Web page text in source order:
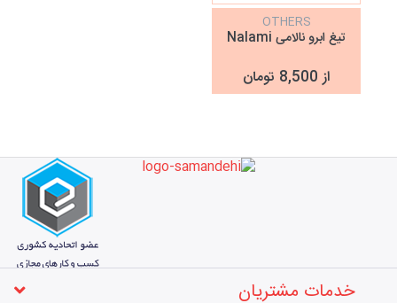
OTHERS
تیغ ابرو نالامی Nalami
از 8,500 تومان
خدمات مشتریان